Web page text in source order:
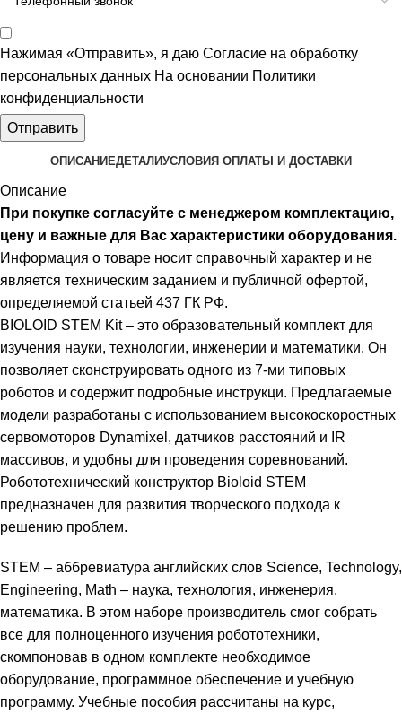
Нажимая «Отправить», я даю Согласие на обработку
персональных данных На основании Политики
конфиденциальности
Отправить
ОПИСАНИЕДЕТАЛИУСЛОВИЯ ОПЛАТЫ И ДОСТАВКИ
Описание
При покупке согласуйте с менеджером комплектацию,
цену и важные для Вас характеристики оборудования.
Информация о товаре носит справочный характер и не
является техническим заданием и публичной офертой,
определяемой статьей 437 ГК РФ.
BIOLOID STEM Kit – это образовательный комплект для
изучения науки, технологии, инженерии и математики. Он
позволяет сконструировать одного из 7-ми типовых
роботов и содержит подробные инструкци. Предлагаемые
модели разработаны с использованием высокоскоростных
сервомоторов Dynamixel, датчиков расстояний и IR
массивов, и удобны для проведения соревнований.
Робототехнический конструктор Bioloid STEM
предназначен для развития творческого подхода к
решению проблем.
STEM – аббревиатура английских слов Science, Technology,
Engineering, Math – наука, технология, инженерия,
математика. В этом наборе производитель смог собрать
все для полноценного изучения робототехники,
скомпоновав в одном комплекте необходимое
оборудование, программное обеспечение и учебную
программу. Учебные пособия рассчитаны на курс,